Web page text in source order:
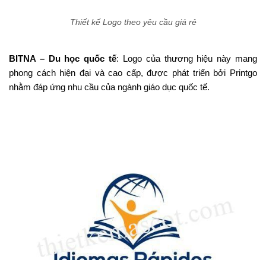
Thiết kế Logo theo yêu cầu giá rẻ
BITNA – Du học quốc tế: Logo của thương hiệu này mang
phong cách hiện đại và cao cấp, được phát triển bởi Printgo
nhằm đáp ứng nhu cầu của ngành giáo dục quốc tế​.